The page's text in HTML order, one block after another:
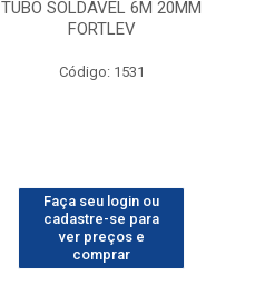
TUBO SOLDAVEL 6M 20MM
FORTLEV
Código: 1531
Faça seu login ou
cadastre-se para
ver preços e
comprar